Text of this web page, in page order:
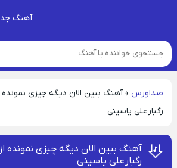
آهنگ
صداورس »آهنگ ببین الان دیگه چیزی
رگبار علی یاسینی
آهنگ ببین الان دیگه چیزی نمونده
رگبار علی یاسینی